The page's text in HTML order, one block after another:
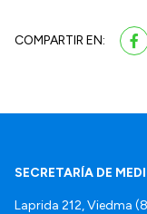
COMPARTIR EN:
SECRETARÍA DE
Laprida 212, Viedma